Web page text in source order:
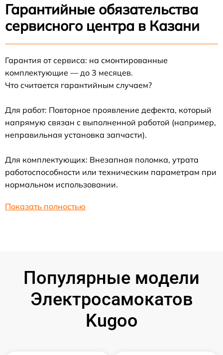
Гарантийные обязательства
сервисного центра в Казани
Гарантия от сервиса: на смонтированные
комплектующие — до 3 месяцев.
Что считается гарантийным случаем?
Для работ: Повторное проявление дефекта, который
напрямую связан с выполненной работой (например,
неправильная установка запчасти).
Для комплектующих: Внезапная поломка, утрата
работоспособности или техническим параметрам при
нормальном использовании.
Показать полностью
Популярные модели
Электросамокатов
Kugoo